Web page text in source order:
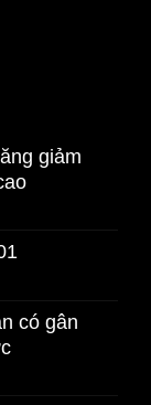
giảm
có gân